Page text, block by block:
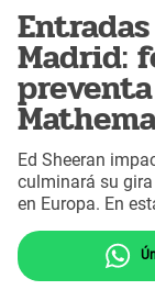
Madrid:
Ed Sheeran
culminará su
en Europa. En